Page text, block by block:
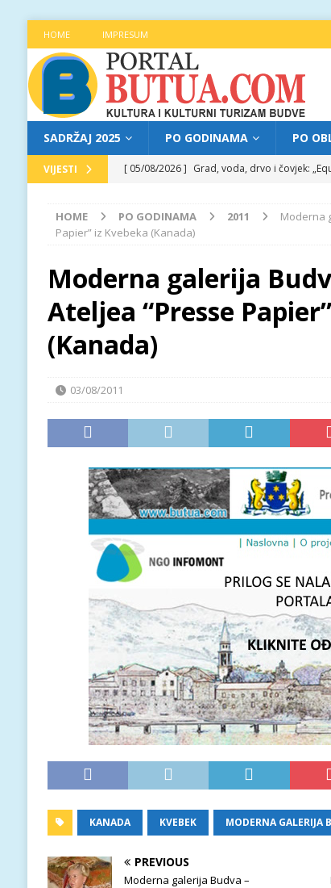
HOME IMPRESUM
SADRŽAJ 2025 PO GODINAMA PO
VIJESTI [ 05/08/2026 ] Grad, voda, drvo i čovjek:
[ 04/08/2026 ] Poziv za prijave za učešće na
[ 05/08/2026 ] Najava programa XL festivala
HOME PO GODINAMA 2011
Moderna
Papier” iz Kvebeka (Kanada)
Moderna galerija
Ateljea “Presse
(Kanada)
03/08/2011
KANADA KVEBEK MODERNA GALERIJA
PREVIOUS
Moderna galerija Budva –